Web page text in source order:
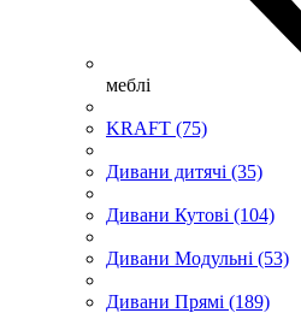
меблі
KRAFT (75)
Дивани дитячі (35)
Дивани Кутові (104)
Дивани Модульні (53)
Дивани Прямі (189)